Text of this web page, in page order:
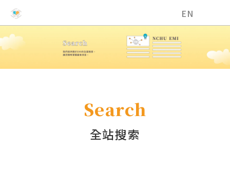
EN
Search
全站搜索